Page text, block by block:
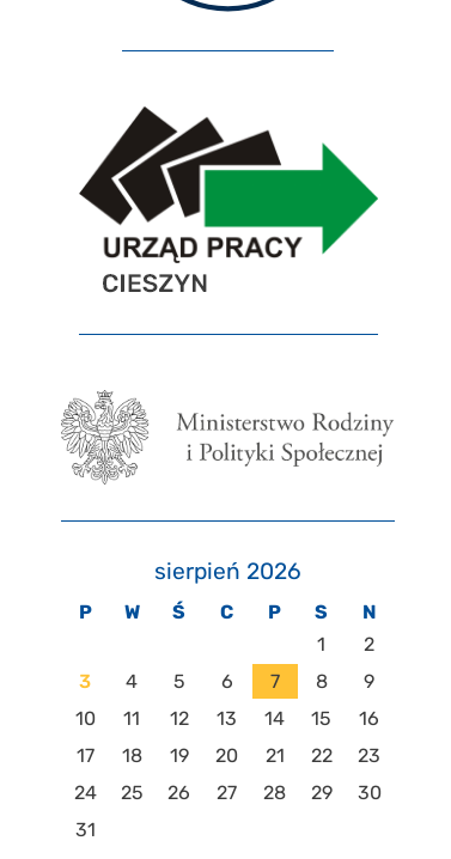
sierpień 2026
P W Ś C P S
N
1
2
3
4 5 6 7 8
9
10
11 12 13 14 15
16
17
18 19 20 21 22
23
24
25 26 27 28 29
30
31